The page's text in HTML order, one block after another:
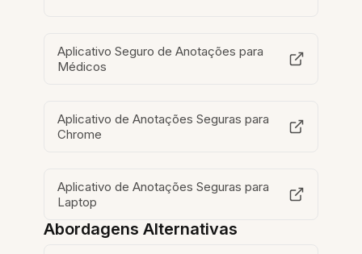
Aplicativo Seguro de Anotações para
Médicos
Aplicativo de Anotações Seguras para
Chrome
Aplicativo de Anotações Seguras para
Laptop
Abordagens Alternativas